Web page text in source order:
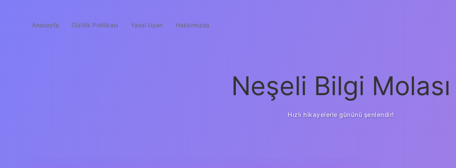
Anasayfa Gizlilik Politikası Yasal Uyarı Hakkımızda
Neşeli Bilgi Molası
Hızlı hikayelerle gününü şenlendir!